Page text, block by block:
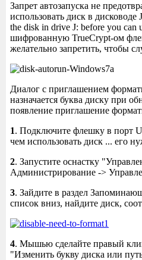
Запрет автозапуска не
использовать диск в
the disk in drive J: before you can
шифрованную TrueCrypt-ом
желательно запретить, чтобы
Диалог с приглашением
назначается буква диску при
появление приглашение
1. Подключите флешку в порт
чем использовать диск ... его
2. Запустите оснастку
Администрирование ->
3. Зайдите в раздел
список вниз, найдите диск,
4. Мышью сделайте правый
"Изменить букву диска или